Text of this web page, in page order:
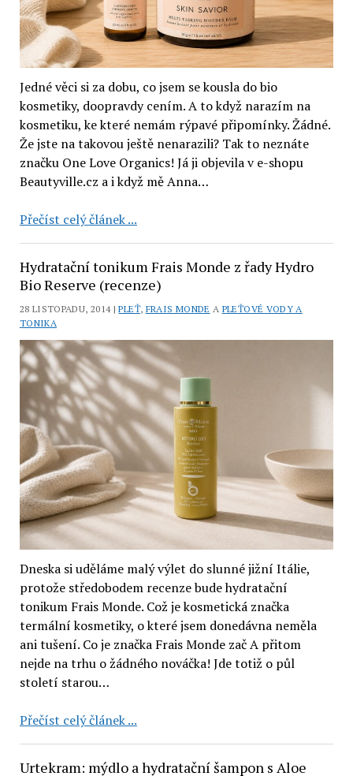
Jedné věci si za dobu, co jsem se kousla do bio
kosmetiky, doopravdy cením. A to když narazím na
kosmetiku, ke které nemám rýpavé připomínky. Žádné.
Že jste na takovou ještě nenarazili? Tak to neznáte
značku One Love Organics! Já ji objevila v e-shopu
Beautyville.cz a i když mě Anna…
Přečíst celý článek ...Kosmetika
Organics:
sérum
Morning
a
balzám
Skin
Savior
(2
recenze)
Hydratační tonikum Frais Monde z řady Hydro
Bio Reserve (recenze)
28 LISTOPADU, 2014 |PLEŤ, FRAIS MONDE A PLEŤOVÉ VODY A
TONIKA
Dneska si uděláme malý výlet do slunné jižní Itálie,
protože středobodem recenze bude hydratační
tonikum Frais Monde. Což je kosmetická značka
termální kosmetiky, o které jsem donedávna neměla
ani tušení. Co je značka Frais Monde zač A přitom
nejde na trhu o žádného nováčka! Jde totiž o půl
století starou…
Přečíst celý článek ...Hydratační
Urtekram: mýdlo a hydratační šampon s Aloe